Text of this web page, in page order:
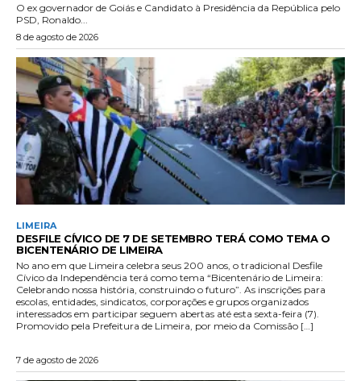
O ex governador de Goiás e Candidato à Presidência da República pelo
PSD, Ronaldo...
8 de agosto de 2026
LIMEIRA
DESFILE CÍVICO DE 7 DE SETEMBRO TERÁ COMO TEMA O
BICENTENÁRIO DE LIMEIRA
No ano em que Limeira celebra seus 200 anos, o tradicional Desfile
Cívico da Independência terá como tema “Bicentenário de Limeira:
Celebrando nossa história, construindo o futuro”. As inscrições para
escolas, entidades, sindicatos, corporações e grupos organizados
interessados em participar seguem abertas até esta sexta-feira (7).
Promovido pela Prefeitura de Limeira, por meio da Comissão […]
7 de agosto de 2026